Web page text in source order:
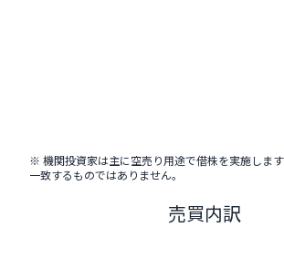
※ 機関投資家は主に空売り用途で借株を実施しま
一致するものではありません。
売買内訳